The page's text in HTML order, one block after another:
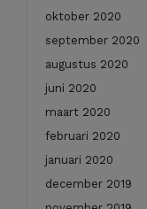
oktober 2020
september 2020
augustus 2020
juni 2020
maart 2020
februari 2020
januari 2020
december 2019